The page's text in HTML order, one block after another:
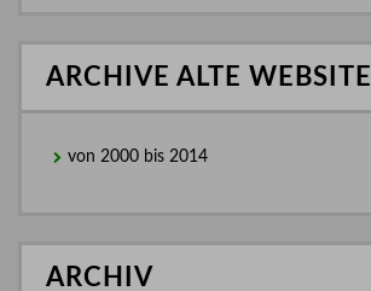
ARCHIVE ALTE WEBSITE
von 2000 bis 2014
ARCHIV